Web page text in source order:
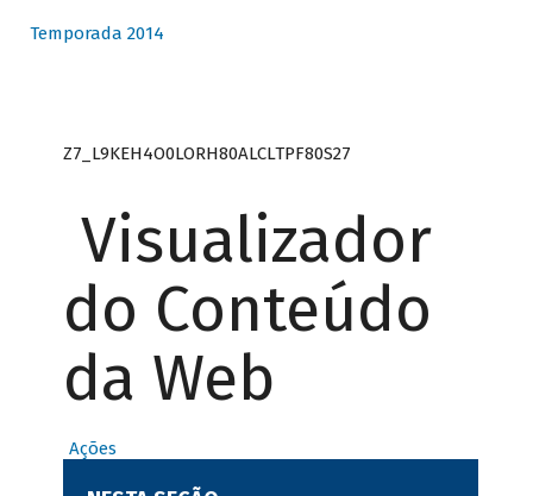
Temporada 2014
Z7_L9KEH4O0LORH80ALCLTPF80S27
Visualizador
do Conteúdo
da Web
Ações